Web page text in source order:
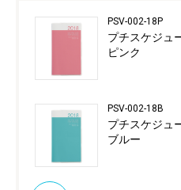
PSV-002-18P
プチスケジ
ピンク
PSV-002-18B
プチスケジ
ブルー